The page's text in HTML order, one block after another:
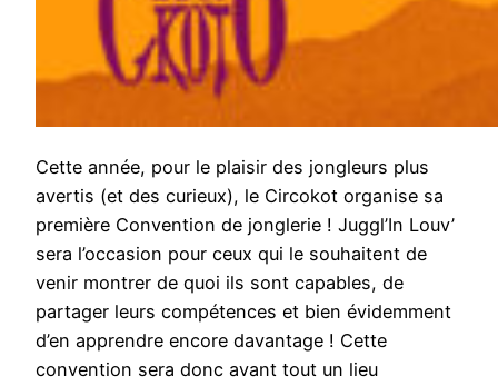
Cette année, pour le plaisir des jongleurs plus
avertis (et des curieux), le Circokot organise sa
première Convention de jonglerie ! Juggl’In Louv’
sera l’occasion pour ceux qui le souhaitent de
venir montrer de quoi ils sont capables, de
partager leurs compétences et bien évidemment
d’en apprendre encore davantage ! Cette
convention sera donc avant tout un lieu